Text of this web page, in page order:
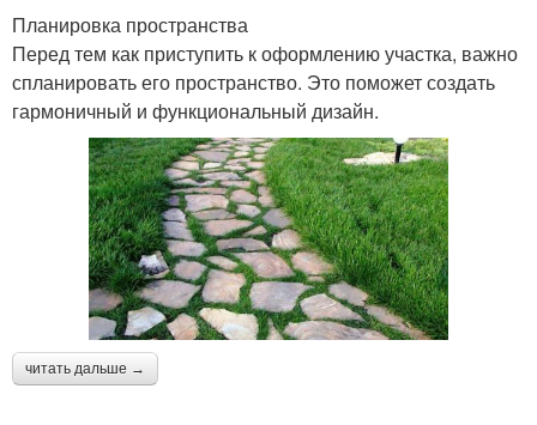
Планировка пространства
Перед тем как приступить к оформлению участка, важно
спланировать его пространство. Это поможет создать
гармоничный и функциональный дизайн.
читать дальше →